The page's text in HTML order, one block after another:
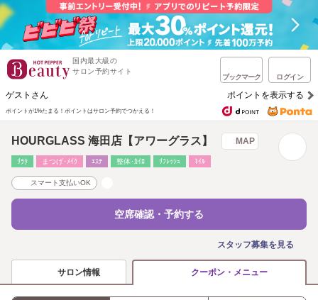
国内最大級の
サロン予約サイト
ブックマーク ログイン
ゲストさん ポイントを表示する
ポイントが1%たまる！ ポイントはサロン予約でつかえる！
HOURGLASS 海田店【アワーグラス】 MAP
ﾘﾗｸ まつげ･ﾒｲｸ ｴｽﾃ 整体･ｶｲﾛ ﾘﾌﾚｯｼｭ ﾈｲﾙ
スマート支払いOK
空席確認・予約する
スタッフ募集を見る
サロン情報 クーポン・メニュー